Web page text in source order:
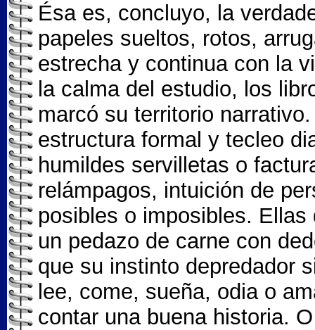
Ésa es, concluyo, la
papeles sueltos, rotos,
estrecha y continua con la
la calma del estudio, los
marcó su territorio
estructura formal y tecleo
humildes servilletas o
relámpagos, intuición de
posibles o imposibles.
un pedazo de carne con
que su instinto depredador
lee, come, sueña, odia o
contar una buena historia.